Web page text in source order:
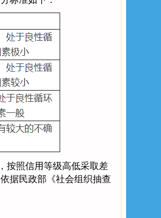
按照信用等级高低采取差
据民政部《社会组织抽查